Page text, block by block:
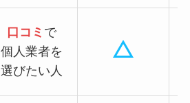
口コミ で
個人業者を
選びたい人